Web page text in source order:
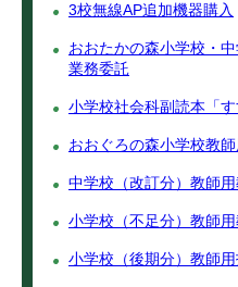
3校無線AP追加機器購入
おおたかの森小学校・
業務委託
小学校社会科副読本「
おおぐろの森小学校教
中学校（改訂分）教師
小学校（不足分）教師
小学校（後期分）教師